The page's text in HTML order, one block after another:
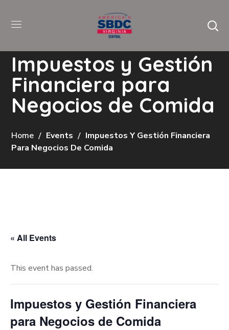
Impuestos y Gestión
Financiera para
Negocios de Comida
Home Events
Impuestos Y Gestión Financiera
Para Negocios De Comida
« All Events
This event has passed.
Impuestos y Gestión Financiera
para Negocios de Comida